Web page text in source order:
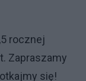
rocznej
Zapraszamy
się!